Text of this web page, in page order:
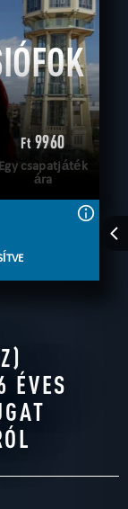
Ft9960
Egy csapatjáték
ára
ÉVES